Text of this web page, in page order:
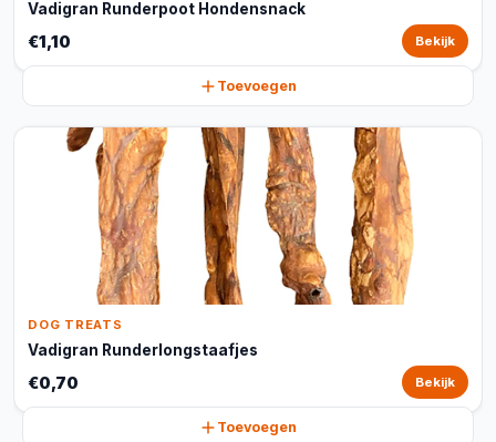
Vadigran Runderpoot Hondensnack
€1,10 Bekijk
Toevoegen
DOG TREATS
Vadigran Runderlongstaafjes
€0,70 Bekijk
Toevoegen